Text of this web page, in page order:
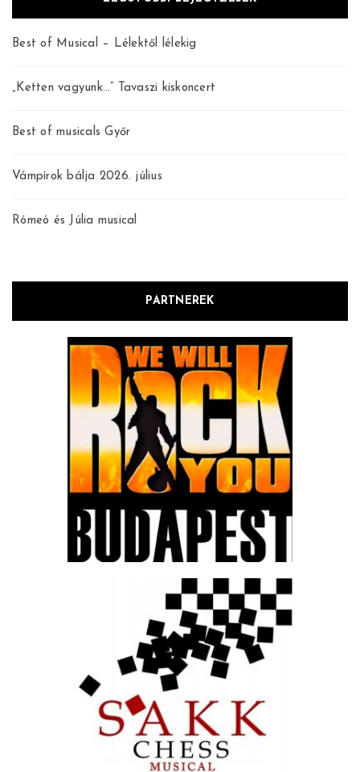
Best of Musical – Lélektől lélekig
„Ketten vagyunk…” Tavaszi kiskoncert
Best of musicals Győr
Vámpírok bálja 2026. július
Rómeó és Júlia musical
PARTNEREK